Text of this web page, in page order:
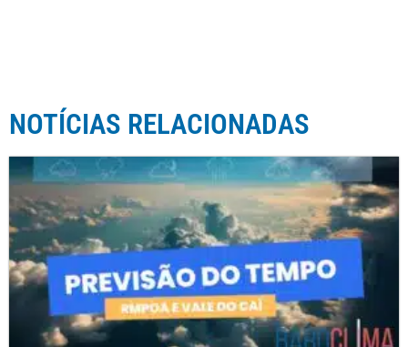
NOTÍCIAS RELACIONADAS